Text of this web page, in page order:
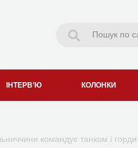
ІНТЕРВ’Ю КОЛОНКИ
командує танком і